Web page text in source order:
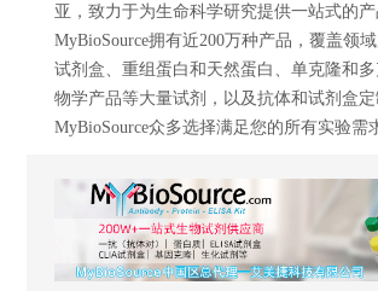
亚，致力于为生命科学研究提供一站式的产
MyBioSource拥有近200万种产品，覆盖领
试剂盒、重组蛋白和天然蛋白、单克隆和
物学产品等大量试剂，以及抗体和试剂盒定
MyBioSource众多选择满足您的所有实验需